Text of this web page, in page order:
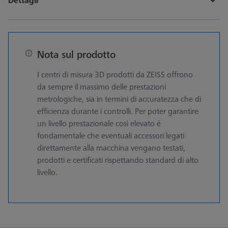
Nota sul prodotto
I centri di misura 3D prodotti da ZEISS offrono
da sempre il massimo delle prestazioni
metrologiche, sia in termini di accuratezza che di
efficienza durante i controlli. Per poter garantire
un livello prestazionale così elevato è
fondamentale che eventuali accessori legati
direttamente alla macchina vengano testati,
prodotti e certificati rispettando standard di alto
livello.